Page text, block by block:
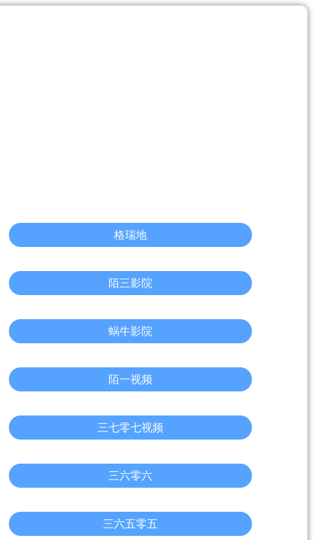
格瑞地
陌三影院
蜗牛影院
陌一视频
三七零七视频
三六零六
三六五零五